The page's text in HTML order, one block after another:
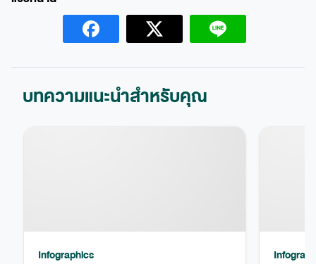
บทความแนะนำสำหรับคุณ
Infographics